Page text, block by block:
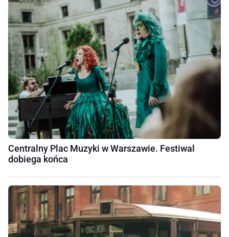
Centralny Plac Muzyki w Warszawie. Festiwal
dobiega końca